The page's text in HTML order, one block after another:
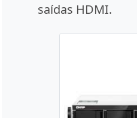
saídas HDMI.